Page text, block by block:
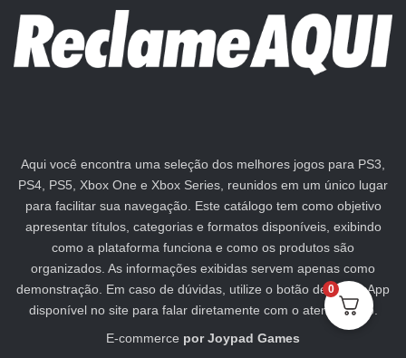
Aqui você encontra uma seleção dos melhores jogos para PS3,
PS4, PS5, Xbox One e Xbox Series, reunidos em um único lugar
para facilitar sua navegação. Este catálogo tem como objetivo
apresentar títulos, categorias e formatos disponíveis, exibindo
como a plataforma funciona e como os produtos são
organizados. As informações exibidas servem apenas como
demonstração. Em caso de dúvidas, utilize o botão de WhatsApp
disponível no site para falar diretamente com o atendimento.
E-commerce porJoypad Games
0